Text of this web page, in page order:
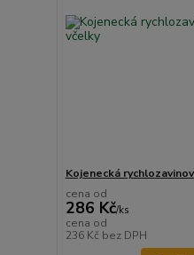
Kojenecká
cena od
286 Kč/ks
cena od
236 Kč bez DPH